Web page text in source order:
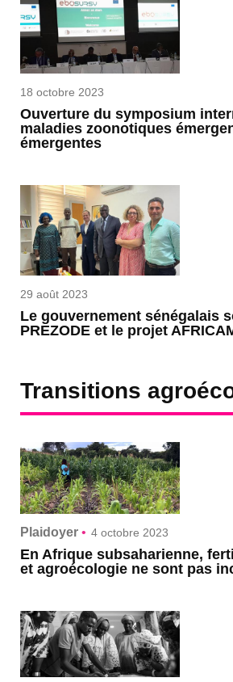
18 octobre 2023
Ouverture du symposium
maladies zoonotiques
émergentes
29 août 2023
Le gouvernement sénégalais
PREZODE et le projet
Transitions
Plaidoyer • 4 octobre 2023
En Afrique subsaharienne,
et agroécologie ne sont pas